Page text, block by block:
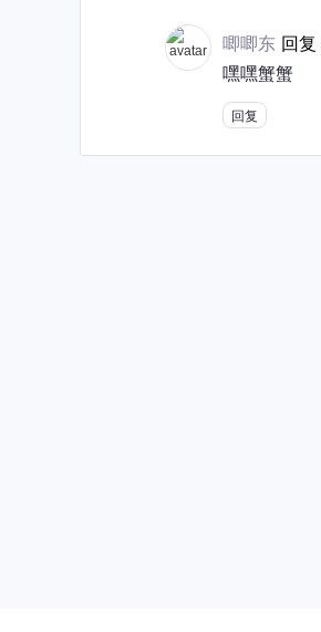
唧唧东 回复
嘿嘿蟹蟹
回复